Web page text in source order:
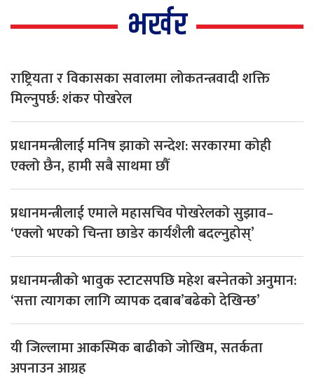
भर्खर
राष्ट्रियता र विकासका सवालमा लोकतन्त्रवादी शक्ति
मिल्नुपर्छ: शंकर पोखरेल
प्रधानमन्त्रीलाई मनिष झाको सन्देश: सरकारमा कोही
एक्लो छैन, हामी सबै साथमा छौँ
प्रधानमन्त्रीलाई एमाले महासचिव पोखरेलको सुझाव–
‘एक्लो भएको चिन्ता छाडेर कार्यशैली बदल्नुहोस्’
प्रधानमन्त्रीको भावुक स्टाटसपछि महेश बस्नेतको अनुमान:
‘सत्ता त्यागका लागि व्यापक दबाब’बढेको देखिन्छ’
यी जिल्लामा आकस्मिक बाढीको जोखिम, सतर्कता
अपनाउन आग्रह